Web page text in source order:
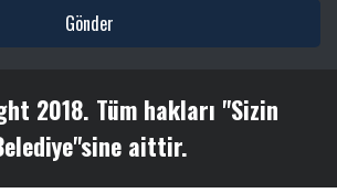
Gönder
2018. Tüm hakları "Sizin
aittir.